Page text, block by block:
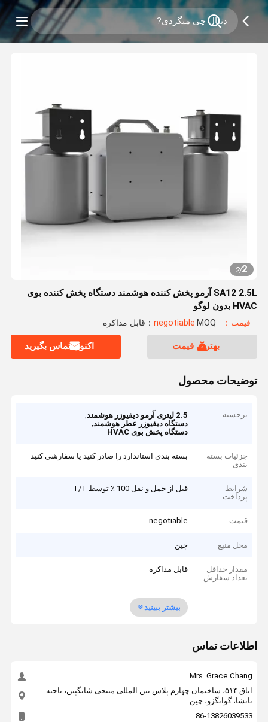
2
/
2
SA12 2.5L آرمو پخش کننده هوشمند دستگاه پخش کننده بوی
HVAC بدون لوگو
قیمت：negotiable MOQ：قابل مذاکره
بهترین قیمت اکنون تماس بگیرید
توضیحات محصول
برجسته 2.5 لیتری آرمو دیفیوزر هوشمند
,
دستگاه دیفیوزر عطر هوشمند,
دستگاه پخش بوی HVAC
جزئیات بسته
بندی
بسته بندی استاندارد را صادر کنید یا سفارشی کنید
شرایط
پرداخت
قبل از حمل و نقل 100 ٪ توسط T/T
قیمت negotiable
محل منبع چین
مقدار حداقل
تعداد سفارش
قابل مذاکره
بیشتر ببینید
اطلاعات تماس
Mrs. Grace Chang
اتاق ۵۱۴، ساختمان چهارم پلاس بین المللی مینجی شانگپین، ناحیه
نانشا، گوانگژو، چین
86-13826039533